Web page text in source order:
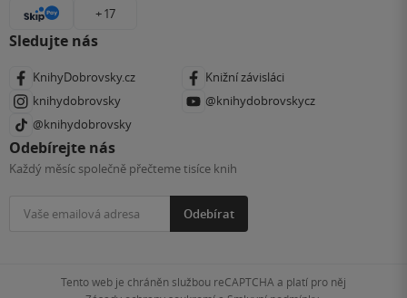
+ 17
Sledujte nás
KnihyDobrovsky.cz
Knižní závisláci
knihydobrovsky
@knihydobrovskycz
@knihydobrovsky
Odebírejte nás
Každý měsíc společně přečteme tisíce knih
Odebírat
Tento web je chráněn službou reCAPTCHA a platí pro něj